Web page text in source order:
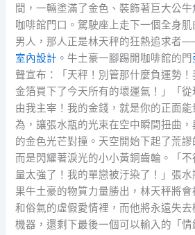
間，一輛塗滿了金色、裝飾著巨大公
咖啡館門口。駕駛座上走下一個全身
男人，那人正是林天秤的狂熱追求者
室內設計 。牛土豪一腳踢開咖啡館的門
聲宣布：「天秤！別管那什麼負運勢
金箔買下了今天所有的壞運氣！」「
由我主宰！我的金錢，就是你的正面
為，讓張水瓶的光束在空中瞬間扭曲
的金色光芒對撞。天空開始下起了荒謬
而是閃耀著淚光的小小黃銅齒輪。「
量太強了！我的單戀被汙染了！」張
果牛土豪的物質力量勝出，林天秤將
和俗氣的虛假愛情裡，而他將永遠失
機器，還剩下最後一個可以輸入的「